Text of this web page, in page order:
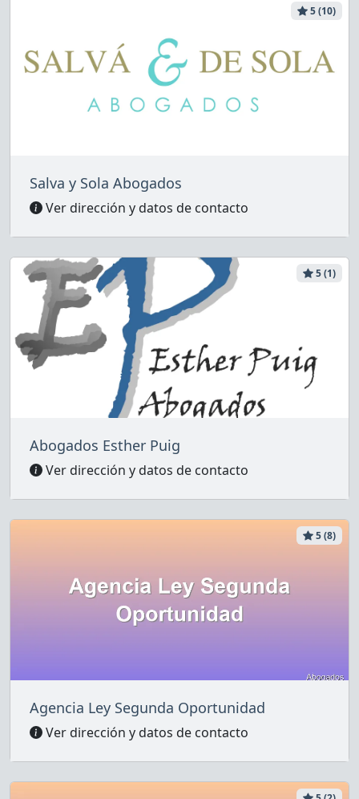
5 (10)
Salva y Sola Abogados
Ver dirección y datos de contacto
5 (1)
Abogados Esther Puig
Ver dirección y datos de contacto
5 (8)
Agencia Ley Segunda Oportunidad
Ver dirección y datos de contacto